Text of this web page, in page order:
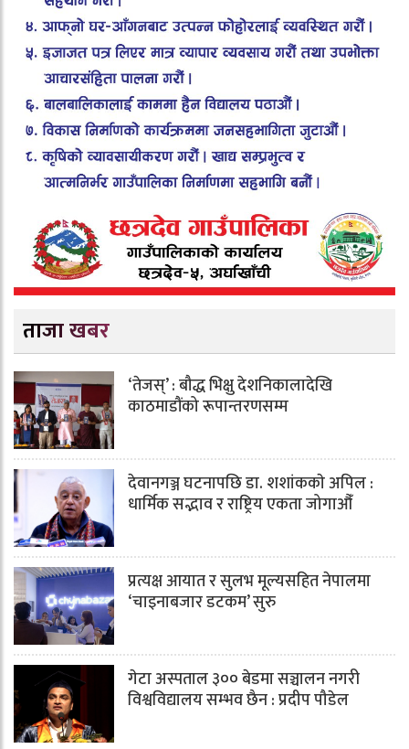
ताजा खबर
‘तेजस्’ : बौद्ध भिक्षु देशनिकालादेखि
काठमाडौंको रूपान्तरणसम्म
देवानगञ्ज घटनापछि डा. शशांककाे अपिल :
धार्मिक सद्भाव र राष्ट्रिय एकता जोगाऔँ
प्रत्यक्ष आयात र सुलभ मूल्यसहित नेपालमा
‘चाइनाबजार डटकम’ सुरु
गेटा अस्पताल ३०० बेडमा सञ्चालन नगरी
विश्वविद्यालय सम्भव छैन : प्रदीप पौडेल